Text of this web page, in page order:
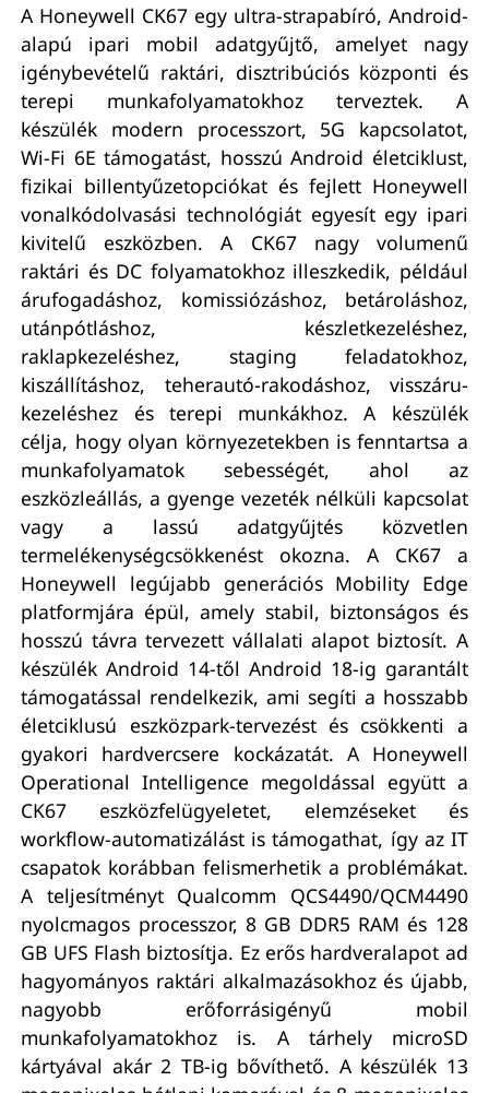
A Honeywell CK67 egy ultra-strapabíró, Android-
alapú ipari mobil adatgyűjtő, amelyet nagy
igénybevételű raktári, disztribúciós központi és
terepi munkafolyamatokhoz terveztek. A
készülék modern processzort, 5G kapcsolatot,
Wi-Fi 6E támogatást, hosszú Android életciklust,
fizikai billentyűzetopciókat és fejlett Honeywell
vonalkódolvasási technológiát egyesít egy ipari
kivitelű eszközben. A CK67 nagy volumenű
raktári és DC folyamatokhoz illeszkedik, például
árufogadáshoz, komissiózáshoz, betároláshoz,
utánpótláshoz, készletkezeléshez,
raklapkezeléshez, staging feladatokhoz,
kiszállításhoz, teherautó-rakodáshoz, visszáru-
kezeléshez és terepi munkákhoz. A készülék
célja, hogy olyan környezetekben is fenntartsa a
munkafolyamatok sebességét, ahol az
eszközleállás, a gyenge vezeték nélküli kapcsolat
vagy a lassú adatgyűjtés közvetlen
termelékenységcsökkenést okozna. A CK67 a
Honeywell legújabb generációs Mobility Edge
platformjára épül, amely stabil, biztonságos és
hosszú távra tervezett vállalati alapot biztosít. A
készülék Android 14-től Android 18-ig garantált
támogatással rendelkezik, ami segíti a hosszabb
életciklusú eszközpark-tervezést és csökkenti a
gyakori hardvercsere kockázatát. A Honeywell
Operational Intelligence megoldással együtt a
CK67 eszközfelügyeletet, elemzéseket és
workflow-automatizálást is támogathat, így az IT
csapatok korábban felismerhetik a problémákat.
A teljesítményt Qualcomm QCS4490/QCM4490
nyolcmagos processzor, 8 GB DDR5 RAM és 128
GB UFS Flash biztosítja. Ez erős hardveralapot ad
hagyományos raktári alkalmazásokhoz és újabb,
nagyobb erőforrásigényű mobil
munkafolyamatokhoz is. A tárhely microSD
kártyával akár 2 TB-ig bővíthető. A készülék 13